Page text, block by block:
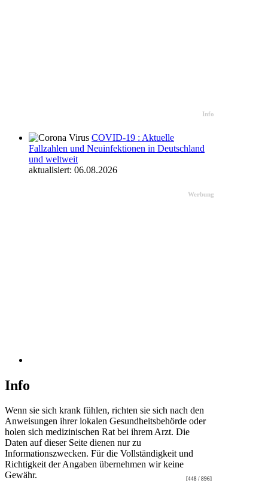
Info
COVID-19 : Aktuelle
Fallzahlen und Neuinfektionen in Deutschland
und weltweit
aktualisiert: 06.08.2026
Werbung
Info
Wenn sie sich krank fühlen, richten sie sich nach den
Anweisungen ihrer lokalen Gesundheitsbehörde oder
holen sich medizinischen Rat bei ihrem Arzt. Die
Daten auf dieser Seite dienen nur zu
Informationszwecken. Für die Vollständigkeit und
Richtigkeit der Angaben übernehmen wir keine
Gewähr.
[448 / 896]